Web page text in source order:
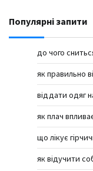
Популярні запити
до чого
як правильно
віддати одяг
як плач
що лікує
як відучити